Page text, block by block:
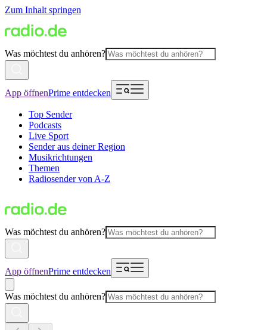
Zum Inhalt springen
Was möchtest du anhören?
App öffnenPrime entdecken
Top Sender
Podcasts
Live Sport
Sender aus deiner Region
Musikrichtungen
Themen
Radiosender von A-Z
Was möchtest du anhören?
App öffnenPrime entdecken
Was möchtest du anhören?